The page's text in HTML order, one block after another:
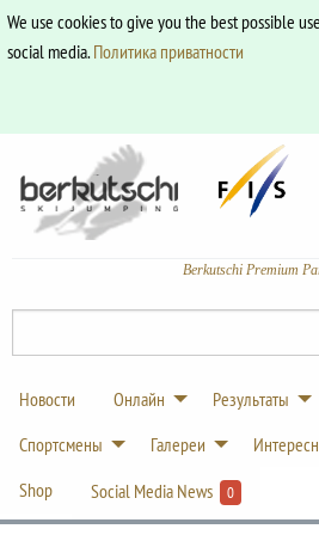
We use cookies to give you the best possible
social media.Политика приватности
Berkutschi Premium
Новости Онлайн Результаты
Спортсмены
Галереи
Shop
Social Media News 0